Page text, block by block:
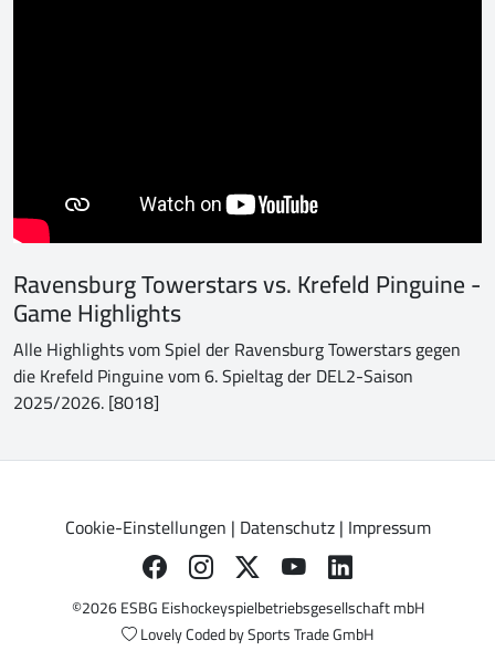
Ravensburg Towerstars vs. Krefeld Pinguine -
Game Highlights
Alle Highlights vom Spiel der Ravensburg Towerstars gegen
die Krefeld Pinguine vom 6. Spieltag der DEL2-Saison
2025/2026. [8018]
Cookie-Einstellungen | Datenschutz| Impressum
©2026 ESBG Eishockeyspielbetriebsgesellschaft mbH
Lovely Coded bySports Trade GmbH